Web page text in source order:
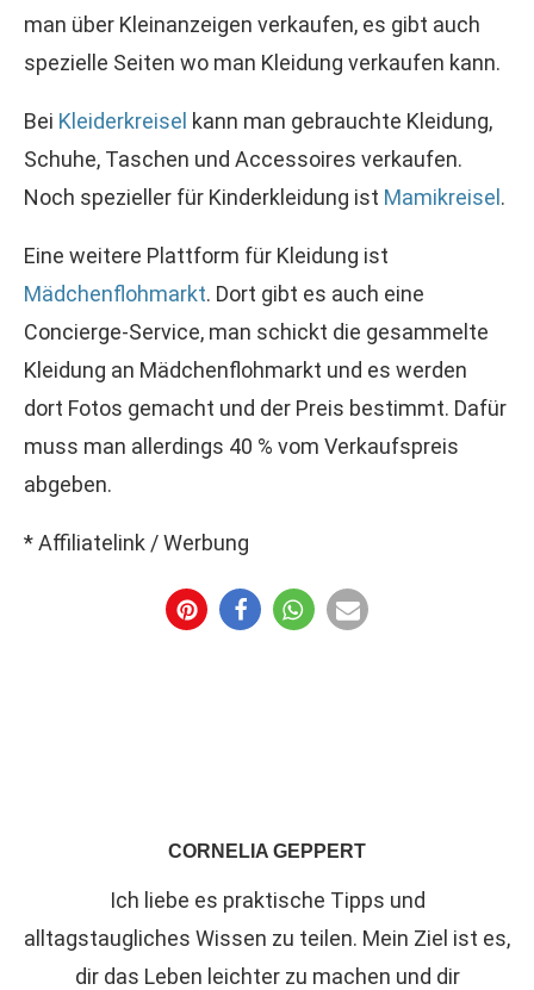
man über Kleinanzeigen verkaufen, es gibt auch
spezielle Seiten wo man Kleidung verkaufen kann.
Bei Kleiderkreisel kann man gebrauchte Kleidung,
Schuhe, Taschen und Accessoires verkaufen.
Noch spezieller für Kinderkleidung ist Mamikreisel.
Eine weitere Plattform für Kleidung ist
Mädchenflohmarkt. Dort gibt es auch eine
Concierge-Service, man schickt die gesammelte
Kleidung an Mädchenflohmarkt und es werden
dort Fotos gemacht und der Preis bestimmt. Dafür
muss man allerdings 40 % vom Verkaufspreis
abgeben.
* Affiliatelink / Werbung
CORNELIA GEPPERT
Ich liebe es praktische Tipps und
alltagstaugliches Wissen zu teilen. Mein Ziel ist es,
dir das Leben leichter zu machen und dir